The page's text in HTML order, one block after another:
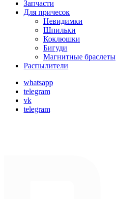
Запчасти
Для причесок
Невидимки
Шпильки
Коклюшки
Бигуди
Магнитные браслеты
Распылители
whatsapp
telegram
vk
telegram